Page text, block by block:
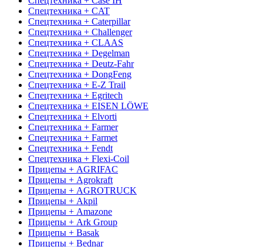
Спецтехника + CAT
Спецтехника + Caterpillar
Спецтехника + Challenger
Спецтехника + CLAAS
Спецтехника + Degelman
Спецтехника + Deutz-Fahr
Спецтехника + DongFeng
Спецтехника + E-Z Trail
Спецтехника + Egritech
Спецтехника + EISEN LÖWE
Спецтехника + Elvorti
Спецтехника + Farmer
Спецтехника + Farmet
Спецтехника + Fendt
Спецтехника + Flexi-Coil
Прицепы + AGRIFAC
Прицепы + Agrokraft
Прицепы + AGROTRUCK
Прицепы + Akpil
Прицепы + Amazone
Прицепы + Ark Group
Прицепы + Basak
Прицепы + Bednar